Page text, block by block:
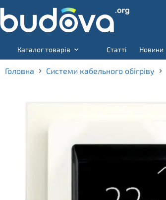
to
content
Каталог товарів
Статті Новини
Головна Системи кабельного обігріву